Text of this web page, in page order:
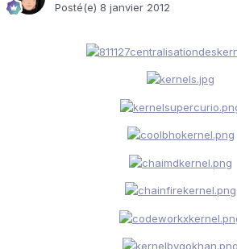
Posté(e) 8 janvier 2012